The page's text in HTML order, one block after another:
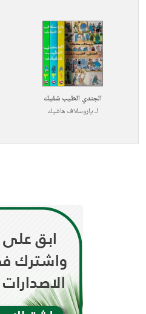
الجندي الطيب شفيك
لـياروسلاف هاشيك